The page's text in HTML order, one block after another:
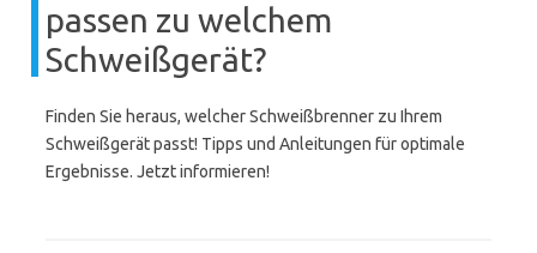
passen zu welchem
Schweißgerät?
Finden Sie heraus, welcher Schweißbrenner zu Ihrem
Schweißgerät passt! Tipps und Anleitungen für optimale
Ergebnisse. Jetzt informieren!